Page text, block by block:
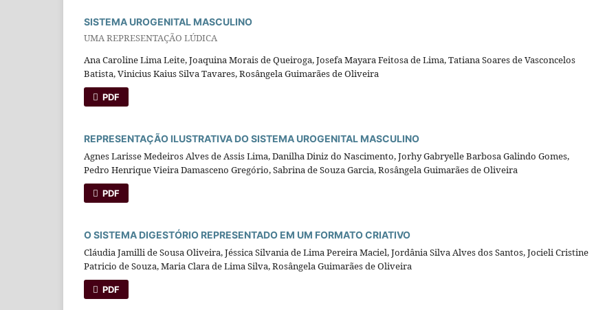
SISTEMA UROGENITAL MASCULINO
UMA REPRESENTAÇÃO LÚDICA
Ana Caroline Lima Leite, Joaquina Morais de Queiroga, Josefa Mayara Feitosa de Lima, Tatiana Soares de Vasconcelos
Batista, Vinicius Kaius Silva Tavares, Rosângela Guimarães de Oliveira
PDF
REPRESENTAÇÃO ILUSTRATIVA DO SISTEMA UROGENITAL MASCULINO
Agnes Larisse Medeiros Alves de Assis Lima, Danilha Diniz do Nascimento, Jorhy Gabryelle Barbosa Galindo Gomes,
Pedro Henrique Vieira Damasceno Gregório, Sabrina de Souza Garcia, Rosângela Guimarães de Oliveira
PDF
O SISTEMA DIGESTÓRIO REPRESENTADO EM UM FORMATO CRIATIVO
Cláudia Jamilli de Sousa Oliveira, Jéssica Silvania de Lima Pereira Maciel, Jordânia Silva Alves dos Santos, Jocieli Cristine
Patricio de Souza, Maria Clara de Lima Silva, Rosângela Guimarães de Oliveira
PDF